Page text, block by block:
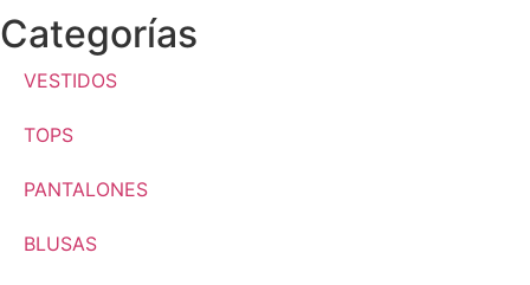
Categorías
VESTIDOS
TOPS
PANTALONES
BLUSAS